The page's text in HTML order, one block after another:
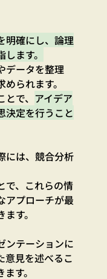
明確にし、論理
ます。
データを整理
られます。
で、 アイデア
決定を行うこと
には、競合分析
で、これらの情
アプローチが最
す。
ンテーションに
意見を述べるこ
す。